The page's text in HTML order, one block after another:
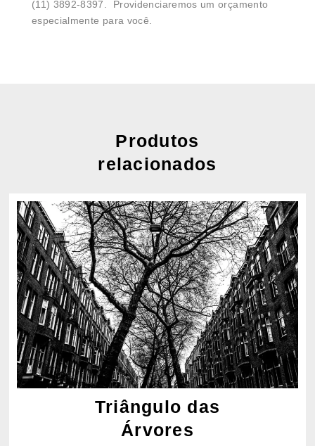
(11) 3892-8397. Providenciaremos um orçamento
especialmente para você.
Produtos
relacionados
Triângulo das
Árvores